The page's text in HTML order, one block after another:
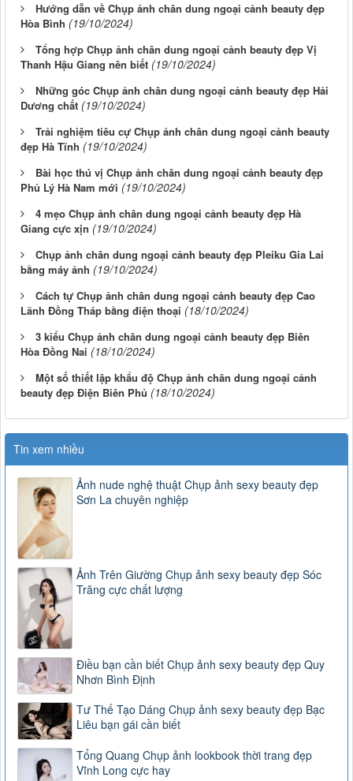
Hướng dẫn về Chụp ảnh chân dung ngoại cảnh beauty đẹp
Hòa Bình (19/10/2024)
Tổng hợp Chụp ảnh chân dung ngoại cảnh beauty đẹp Vị
Thanh Hậu Giang nên biết (19/10/2024)
Những góc Chụp ảnh chân dung ngoại cảnh beauty đẹp Hải
Dương chất (19/10/2024)
Trải nghiệm tiêu cự Chụp ảnh chân dung ngoại cảnh beauty
đẹp Hà Tĩnh (19/10/2024)
Bài học thú vị Chụp ảnh chân dung ngoại cảnh beauty đẹp
Phủ Lý Hà Nam mới (19/10/2024)
4 mẹo Chụp ảnh chân dung ngoại cảnh beauty đẹp Hà
Giang cực xịn (19/10/2024)
Chụp ảnh chân dung ngoại cảnh beauty đẹp Pleiku Gia Lai
bằng máy ảnh (19/10/2024)
Cách tự Chụp ảnh chân dung ngoại cảnh beauty đẹp Cao
Lãnh Đồng Tháp bằng điện thoại (18/10/2024)
3 kiểu Chụp ảnh chân dung ngoại cảnh beauty đẹp Biên
Hòa Đồng Nai (18/10/2024)
Một số thiết lập khẩu độ Chụp ảnh chân dung ngoại cảnh
beauty đẹp Điện Biên Phủ (18/10/2024)
Tin xem nhiều
Ảnh nude nghệ thuật Chụp ảnh sexy beauty đẹp
Sơn La chuyên nghiệp
Ảnh Trên Giường Chụp ảnh sexy beauty đẹp Sóc
Trăng cực chất lượng
Điều bạn cần biết Chụp ảnh sexy beauty đẹp Quy
Nhơn Bình Định
Tư Thế Tạo Dáng Chụp ảnh sexy beauty đẹp Bạc
Liêu bạn gái cần biết
Tổng Quang Chụp ảnh lookbook thời trang đẹp
Vĩnh Long cực hay